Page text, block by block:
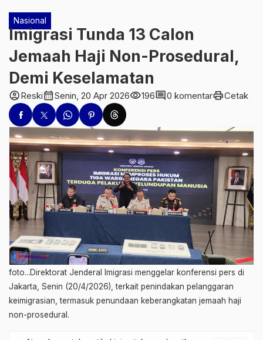
Nasional
Imigrasi Tunda 13 Calon
Jemaah Haji Non-Prosedural,
Demi Keselamatan
account_circleReskicalendar_monthSenin, 20 Apr 2026visibility196comment0 komentarprintCetak
foto...Direktorat Jenderal Imigrasi menggelar konferensi pers di
Jakarta, Senin (20/4/2026), terkait penindakan pelanggaran
keimigrasian, termasuk penundaan keberangkatan jemaah haji
non-prosedural.